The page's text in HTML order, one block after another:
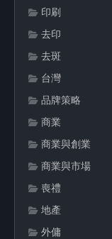
印刷
去印
去斑
台灣
品牌策略
商業
商業與創業
商業與市場
喪禮
地產
外傭